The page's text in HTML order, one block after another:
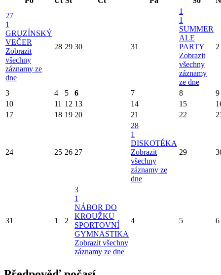
27
1
GRUZÍNSKÝ
VEČER
Zobrazit
všechny
záznamy ze
dne
28 29 30 31
1
1
SUMMER
ALE
PARTY
Zobrazit
všechny
záznamy
ze dne
2
3 4 5 6 7 8
9
10
11 12 13 14 15
17
18 19 20 21 22
24 25 26 27
28
1
DISKOTÉKA
Zobrazit
všechny
záznamy ze
dne
29
31 1 2
3
1
NÁBOR DO
KROUŽKU
SPORTOVNÍ
GYMNASTIKA
Zobrazit všechny
záznamy ze dne
4 5 6